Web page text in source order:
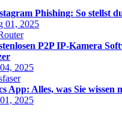
Phishing: So stellst
01, 2025
P2P IP-Kamera
2025
App: Alles, was Sie wissen
2025